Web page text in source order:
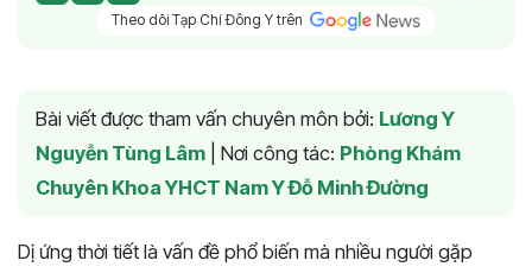
Theo dõi Tạp Chí Đông Y trên
Bài viết được tham vấn chuyên môn bởi: Lương Y
Nguyễn Tùng Lâm
Nơi công tác: Phòng Khám
Chuyên Khoa YHCT Nam Y Đỗ Minh Đường
Dị ứng thời tiết là vấn đề phổ biến mà nhiều người gặp